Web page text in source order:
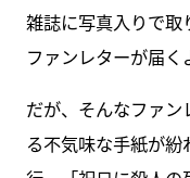
雑誌に写真入りで
ファンレターが届く
だが、そんなファ
る不気味な手紙が